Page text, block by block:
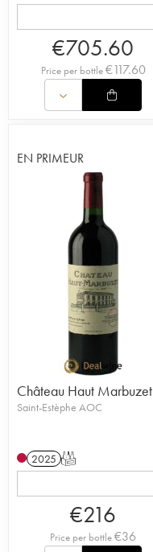
€705.60
Price per bottle€117.60
EN PRIMEUR
Château Haut Marbuzet
Saint-Estèphe AOC
2025 T
€216
Price per bottle€36